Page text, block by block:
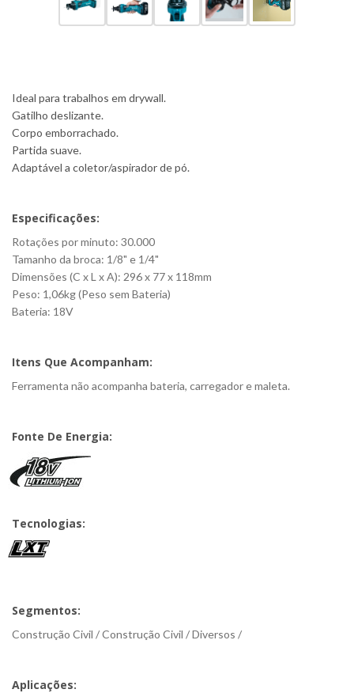
Ideal para trabalhos em drywall.
Gatilho deslizante.
Corpo emborrachado.
Partida suave.
Adaptável a coletor/aspirador de pó.
Especificações:
Rotações por minuto: 30.000
Tamanho da broca: 1/8" e 1/4"
Dimensões (C x L x A): 296 x 77 x 118mm
Peso: 1,06kg (Peso sem Bateria)
Bateria: 18V
Itens Que Acompanham:
Ferramenta não acompanha bateria, carregador e maleta.
Fonte De Energia:
Tecnologias:
Segmentos:
Construção Civil / Construção Civil / Diversos /
Aplicações: